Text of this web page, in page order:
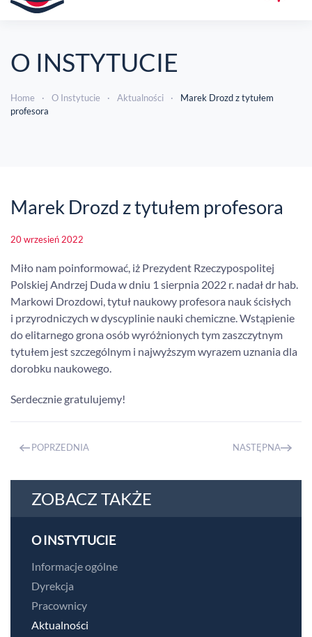
O INSTYTUCIE
Home O Instytucie Aktualności
Marek Drozd z tytułem
profesora
Marek Drozd z tytułem profesora
20 wrzesień 2022
Miło nam poinformować, iż Prezydent Rzeczypospolitej
Polskiej Andrzej Duda w dniu 1 sierpnia 2022 r. nadał dr hab.
Markowi Drozdowi, tytuł naukowy profesora nauk ścisłych
i przyrodniczych w dyscyplinie nauki chemiczne. Wstąpienie
do elitarnego grona osób wyróżnionych tym zaszczytnym
tytułem jest szczególnym i najwyższym wyrazem uznania dla
dorobku naukowego.
Serdecznie gratulujemy!
POPRZEDNIA NASTĘPNA
ZOBACZ TAKŻE
O INSTYTUCIE
Informacje ogólne
Dyrekcja
Pracownicy
Aktualności